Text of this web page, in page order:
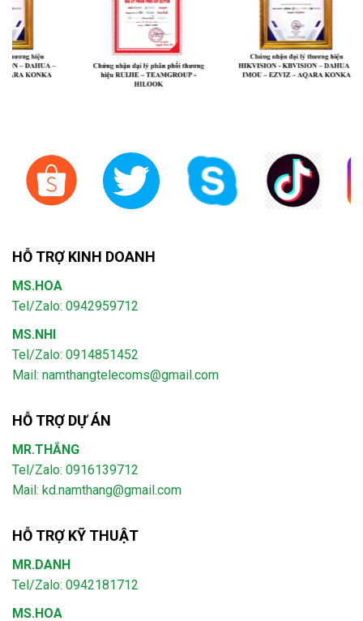
HỖ TRỢ KINH DOANH
MS.HOA
Tel/Zalo: 0942959712
MS.NHI
Tel/Zalo: 0914851452
Mail: namthangtelecoms@gmail.com
HỖ TRỢ DỰ ÁN
MR.THẮNG
Tel/Zalo: 0916139712
Mail: kd.namthang@gmail.com
HỖ TRỢ KỸ THUẬT
MR.DANH
Tel/Zalo: 0942181712
MS.HOA